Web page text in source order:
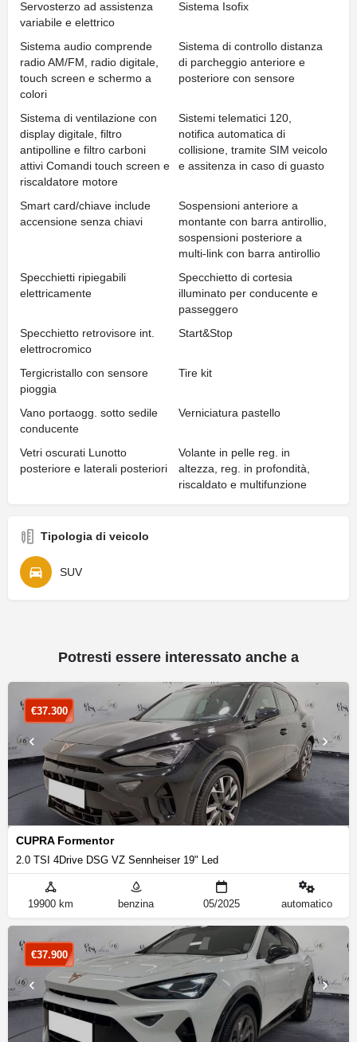
Servosterzo ad assistenza
variabile e elettrico
Sistema Isofix
Sistema audio comprende
radio AM/FM, radio digitale,
touch screen e schermo a
colori
Sistema di controllo distanza
di parcheggio anteriore e
posteriore con sensore
Sistema di ventilazione con
display digitale, filtro
antipolline e filtro carboni
attivi Comandi touch screen e
riscaldatore motore
Sistemi telematici 120,
notifica automatica di
collisione, tramite SIM veicolo
e assitenza in caso di guasto
Smart card/chiave include
accensione senza chiavi
Sospensioni anteriore a
montante con barra antirollio,
sospensioni posteriore a
multi-link con barra antirollio
Specchietti ripiegabili
elettricamente
Specchietto di cortesia
illuminato per conducente e
passeggero
Specchietto retrovisore int.
elettrocromico
Start&Stop
Tergicristallo con sensore
pioggia
Tire kit
Vano portaogg. sotto sedile
conducente
Verniciatura pastello
Vetri oscurati Lunotto
posteriore e laterali posteriori
Volante in pelle reg. in
altezza, reg. in profondità,
riscaldato e multifunzione
Tipologia di veicolo
SUV
Potresti essere interessato anche a
CUPRA Formentor
2.0 TSI 4Drive DSG VZ Sennheiser 19" Led
€37.300
19900 km benzina 05/2025 automatico
€37.900